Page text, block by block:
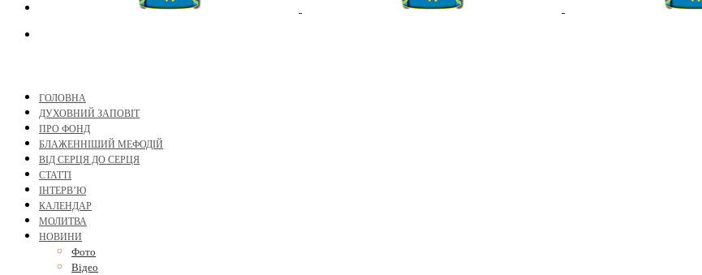
ГОЛОВНА
ДУХОВНИЙ ЗАПОВІТ
ПРО ФОНД
БЛАЖЕННІШИЙ МЕФОДІЙ
ВІД СЕРЦЯ ДО СЕРЦЯ
СТАТТІ
ІНТЕРВ’Ю
КАЛЕНДАР
МОЛИТВА
НОВИНИ
Фото
Відео